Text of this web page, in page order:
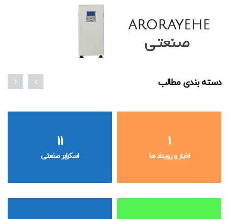
دسته بندی مطالب
1
اخبار و رویداد ها
11
اسکرابر صنعتی